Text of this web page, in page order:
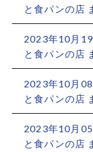
と食パンの店
2023年10月
と食パンの店
2023年10月
と食パンの店
2023年10月
と食パンの店